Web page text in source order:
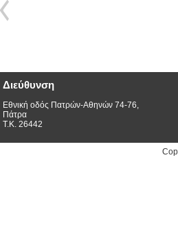
Διεύθυνση
Εθνική οδός Πατρών-Αθηνών 74-76,
Πάτρα
Τ.Κ. 26442